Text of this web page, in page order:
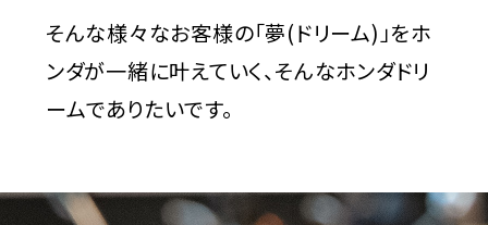
そんな様々なお客様の「夢(ドリーム)」をホ
ンダが一緒に叶えていく、そんなホンダドリ
ームでありたいです。